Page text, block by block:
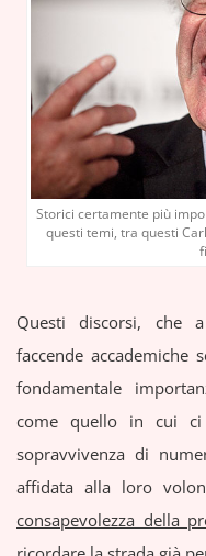
Storici certamente più
questi temi, tra questi
Questi discorsi, che
faccende accademiche
fondamentale
come quello in cui
sopravvivenza di
affidata alla loro
consapevolezza della